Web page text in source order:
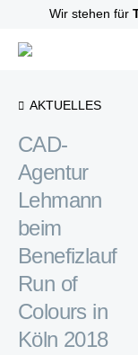
Wir stehen für
AKTUELLES
CAD-
Agentur
Lehmann
beim
Benefizlauf
Run of
Colours in
Köln 2018